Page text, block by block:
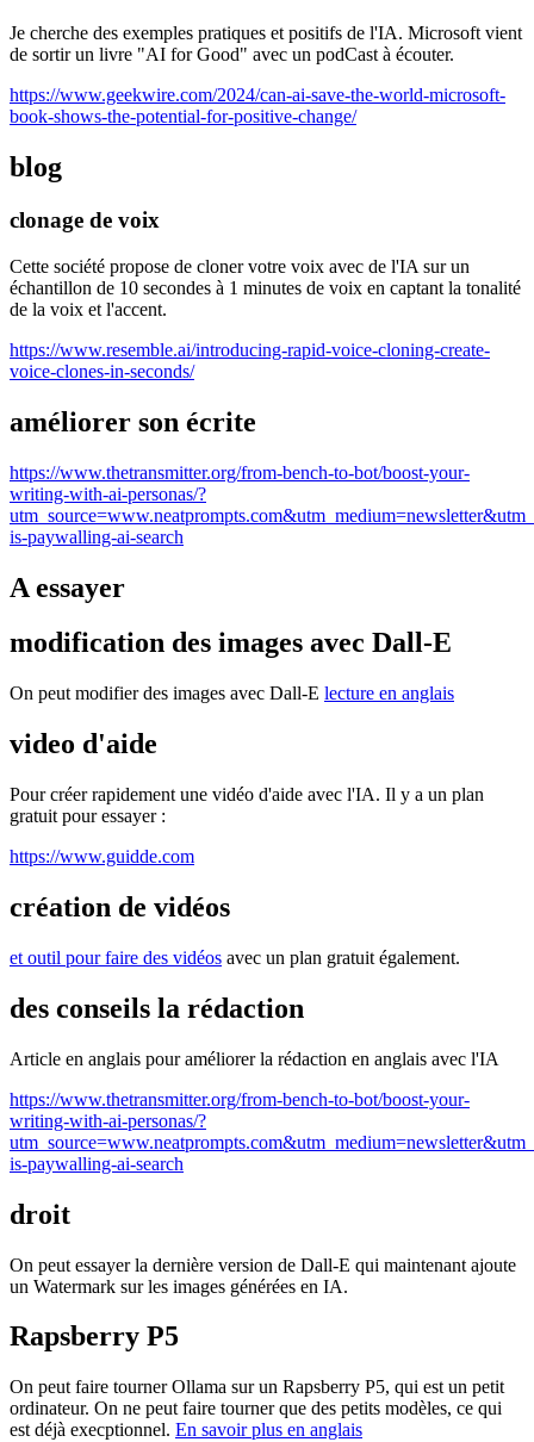
Je cherche des exemples pratiques et positifs de l'IA. Microsoft vient
de sortir un livre "AI for Good" avec un podCast à écouter.
https://www.geekwire.com/2024/can-ai-save-the-world-microsoft-
book-shows-the-potential-for-positive-change/
blog
clonage de voix
Cette société propose de cloner votre voix avec de l'IA sur un
échantillon de 10 secondes à 1 minutes de voix en captant la tonalité
de la voix et l'accent.
https://www.resemble.ai/introducing-rapid-voice-cloning-create-
voice-clones-in-seconds/
améliorer son écrite
https://www.thetransmitter.org/from-bench-to-bot/boost-your-
writing-with-ai-personas/?
is-paywalling-ai-search
A essayer
modification des images avec Dall-E
On peut modifier des images avec Dall-E lecture en anglais
video d'aide
Pour créer rapidement une vidéo d'aide avec l'IA. Il y a un plan
gratuit pour essayer :
https://www.guidde.com
création de vidéos
et outil pour faire des vidéos avec un plan gratuit également.
des conseils la rédaction
Article en anglais pour améliorer la rédaction en anglais avec l'IA
https://www.thetransmitter.org/from-bench-to-bot/boost-your-
writing-with-ai-personas/?
is-paywalling-ai-search
droit
On peut essayer la dernière version de Dall-E qui maintenant ajoute
un Watermark sur les images générées en IA.
Rapsberry P5
On peut faire tourner Ollama sur un Rapsberry P5, qui est un petit
ordinateur. On ne peut faire tourner que des petits modèles, ce qui
est déjà execptionnel. En savoir plus en anglais